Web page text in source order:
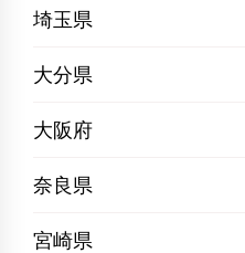
埼玉県
大分県
大阪府
奈良県
宮崎県